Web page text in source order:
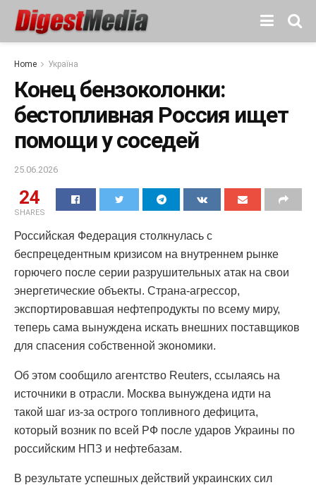
Home Україна
Конец бензоколонки:
бестопливная Россия ищет
помощи у соседей
25.06.2026
24
SHARES
Российская Федерация столкнулась с
беспрецедентным кризисом на внутреннем рынке
горючего после серии разрушительных атак на свои
энергетические объекты. Страна-агрессор,
экспортировавшая нефтепродукты по всему миру,
теперь сама вынуждена искать внешних поставщиков
для спасения собственной экономики.
Об этом сообщило агентство Reuters, ссылаясь на
источники в отрасли. Москва вынуждена идти на
такой шаг из-за острого топливного дефицита,
который возник по всей РФ после ударов Украины по
российским НПЗ и нефтебазам.
В результате успешных действий украинских сил